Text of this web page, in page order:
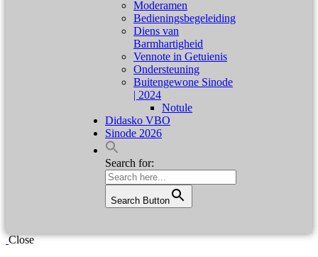
Moderamen
Bedieningsbegeleiding
Diens van
Barmhartigheid
Vennote in Getuienis
Ondersteuning
Buitengewone Sinode
| 2024
Notule
Didasko VBO
Sinode 2026
Search for:
Search Button
Close